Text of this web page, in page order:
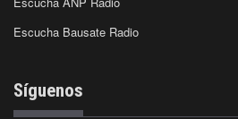
Escucha Bausate Radio
Síguenos